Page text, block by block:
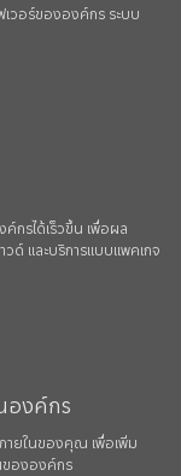
เวอร์ขององค์กร ระบบ
กรได้เร็วขึ้น เพื่อผล
ด์ และบริการแบบแพคเกจ
องค์กร
ายในของคุณ เพื่อเพิ่ม
ขององค์กร